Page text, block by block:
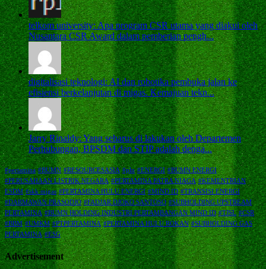
telkom university: Apa program CSR utama yang diakui oleh
Nusantara CSR Award dalam pemberian pengh...
digitalisasi teknologi: AI dan robotika pembuka jalan ke
efisiensi berkelanjutan di migas. Kemajuan tekn...
Jarry Rinaldy: Yang seharus di lakukan oleh Departemen
Perhubungan, BPSDM dan STIP adalah denga...
#pertamina #BUMN #RESOURCESASIA #pln #ENERGI #BUMN ENERGI
#PERUSAHAAN LISTRIK NEGARA #PERTAMINA PATRA NIAGA #KEMENTRIAN
ESDM #skk migas #PERTAMINA HULU ENERGI #MIND ID #TRANSISI ENERGI
#DARMAWAN PRASODJO #FADJAR DJOKO SANTOSO #SUBHOLDING UPSTREAM
PERTAMINA #BUMN HOLDING INDUSTRI PERTAMBANGAN MIND ID #TJSL #CSR
#BBM #UMKM #PTPERTAMINA #PERTAMINA HULU ROKAN #SUBHOLDING GAS
PERTAMINA #ESG
Advertisement